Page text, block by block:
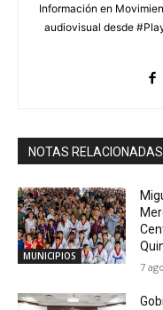
Información en
audiovisual desde
NOTAS RELACIONADAS
MUNICIPIOS
7